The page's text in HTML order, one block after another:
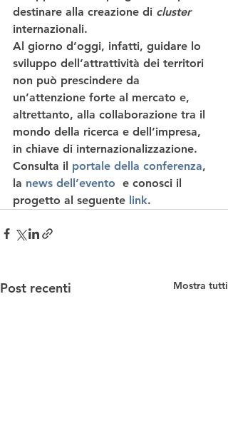
destinare alla creazione di cluster
internazionali.
Al giorno d’oggi, infatti, guidare lo
sviluppo dell’attrattività dei territori
non può prescindere da
un’attenzione forte al mercato e,
altrettanto, alla collaborazione tra il
mondo della ricerca e dell’impresa,
in chiave di internazionalizzazione.
Consulta il portale della conferenza,
la news dell’evento e conosci il
progetto al seguente link.
Post recenti Mostra tutti